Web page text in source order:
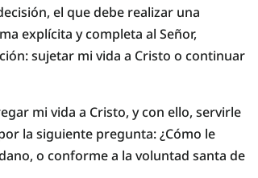
el que debe realizar una
explícita y completa al Señor,
sujetar mi vida a Cristo o continuar
mi vida a Cristo, y con ello, servirle
la siguiente pregunta: ¿Cómo le
o conforme a la voluntad santa de